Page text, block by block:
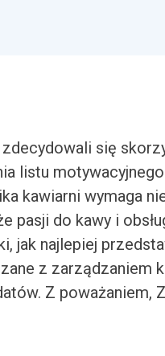
się
listu
kawiarni wymaga
pasji do kawy i
jak najlepiej
z zarządzaniem
Z poważaniem,